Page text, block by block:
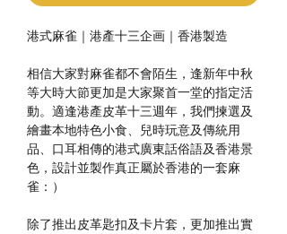
港式麻雀｜港產十三企画｜香港製造
相信大家對麻雀都不會陌生，逢新年中秋
等大時大節更加是大家聚首一堂的指定活
動。適逢港產皮革十三週年，我們揀選及
繪畫本地特色小食、兒時玩意及傳統用
品、口耳相傳的港式廣東話俗語及香港景
色，設計並製作真正屬於香港的一套麻
雀：）
除了推出皮革匙扣及卡片套，更加推出實